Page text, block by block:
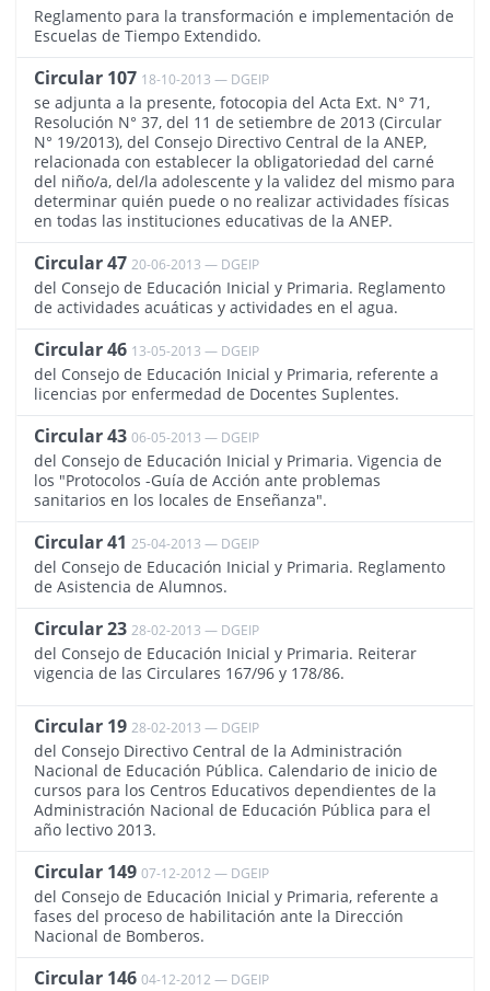
Reglamento para la transformación e implementación de
Escuelas de Tiempo Extendido.
Circular 107 18-10-2013 — DGEIP
se adjunta a la presente, fotocopia del Acta Ext. N° 71,
Resolución N° 37, del 11 de setiembre de 2013 (Circular
N° 19/2013), del Consejo Directivo Central de la ANEP,
relacionada con establecer la obligatoriedad del carné
del niño/a, del/la adolescente y la validez del mismo para
determinar quién puede o no realizar actividades físicas
en todas las instituciones educativas de la ANEP.
Circular 47 20-06-2013 — DGEIP
del Consejo de Educación Inicial y Primaria. Reglamento
de actividades acuáticas y actividades en el agua.
Circular 46 13-05-2013 — DGEIP
del Consejo de Educación Inicial y Primaria, referente a
licencias por enfermedad de Docentes Suplentes.
Circular 43 06-05-2013 — DGEIP
del Consejo de Educación Inicial y Primaria. Vigencia de
los "Protocolos -Guía de Acción ante problemas
sanitarios en los locales de Enseñanza".
Circular 41 25-04-2013 — DGEIP
del Consejo de Educación Inicial y Primaria. Reglamento
de Asistencia de Alumnos.
Circular 23 28-02-2013 — DGEIP
del Consejo de Educación Inicial y Primaria. Reiterar
vigencia de las Circulares 167/96 y 178/86.
Circular 19 28-02-2013 — DGEIP
del Consejo Directivo Central de la Administración
Nacional de Educación Pública. Calendario de inicio de
cursos para los Centros Educativos dependientes de la
Administración Nacional de Educación Pública para el
año lectivo 2013.
Circular 149 07-12-2012 — DGEIP
del Consejo de Educación Inicial y Primaria, referente a
fases del proceso de habilitación ante la Dirección
Nacional de Bomberos.
Circular 146 04-12-2012 — DGEIP